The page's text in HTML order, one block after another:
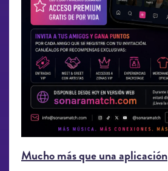
Mucho más que una aplicación